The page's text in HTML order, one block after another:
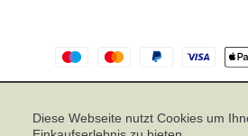
Diese Webseite nutzt Cookies um